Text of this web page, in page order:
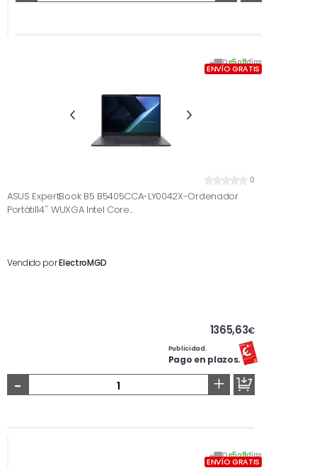
De5a8días
ENVÍO GRATIS
0
ASUS ExpertBook B5 B5405CCA-LY0042X-Ordenador
Portátil14'' WUXGA Intel Core...
Vendido porElectroMGD
1365,63€
Publicidad.
Pago en plazos.
- +
De5a8días
ENVÍO GRATIS